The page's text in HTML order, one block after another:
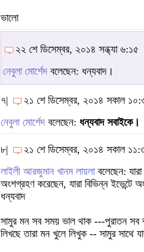
ভালো
২২ শে ডিসেম্বর, ২০১৪ সন্ধ্যা ৬:১৫
নেবুলা মোর্শেদ বলেছেন: ধন্যবাদ।
৭|
২১ শে ডিসেম্বর, ২০১৪ সকাল
নেবুলা মোর্শেদ বলেছেন: ধন্যবাদ সবাইকে।
৮|
২১ শে ডিসেম্বর, ২০১৪ সকাল
লাইলী আরজুমান খানম লায়লাবলেছেন:
অংশগ্রহণ করেছেন, যারা বিভিন্ন
ধন্যবাদ
সামুর মন সব সময় ভাল থাক ---পুরাতন সব
লিখছে তারা মন খুলে লিখুক -- সামুর সাথে